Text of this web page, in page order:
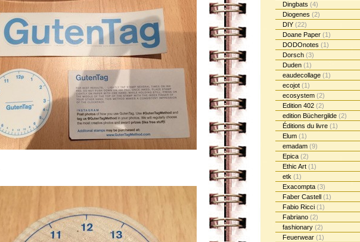
Dingbats (4)
Diogenes (2)
DIY (22)
Doane Paper (1)
DODOnotes (1)
Dorsch (3)
Duden (1)
eaudecollage (1)
ecojot (1)
ecosystem (2)
Edition 402 (2)
edition Büchergilde (2)
Éditions du livre (1)
Elum (1)
emadam (9)
Epica (2)
Ethic Art (1)
etk (1)
Exacompta (3)
Faber Castell (1)
Fabio Ricci (1)
Fabriano (2)
fashionary (2)
Feuerwear (1)